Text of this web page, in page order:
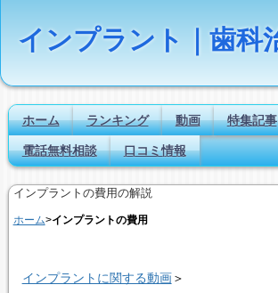
ホーム ランキング 動画 特集記事
電話無料相談 口コミ情報
インプラントの費用の解説
ホーム>インプラントの費用
インプラントに関する動画＞